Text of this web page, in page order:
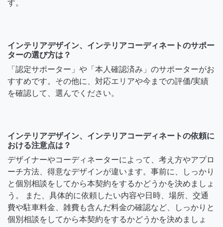
す。
インテリアデザイン、インテリアコーディネートのサポー
ターの選び方は？
「認定サポーター」や「本人確認済み」のサポーターがお
すすめです。その他に、対応エリアや今までの評価/実績
を確認して、選んでください。
インテリアデザイン、インテリアコーディネートの依頼に
おける注意点は？
デザイナーやコーディネーターによって、考え方やアプロ
ーチ方法、得意なデザインが違います。事前に、しっかり
と個別相談をしてから本契約をするかどうかを決めましょ
う。 また、具体的に依頼したい内容や日時、場所、交通
費や駐車料金、雑費も含んだ料金の確認など、しっかりと
個別相談をしてから本契約をするかどうかを決めましょ